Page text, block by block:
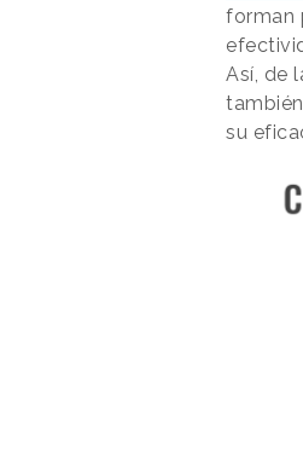
forman
Así, de
su